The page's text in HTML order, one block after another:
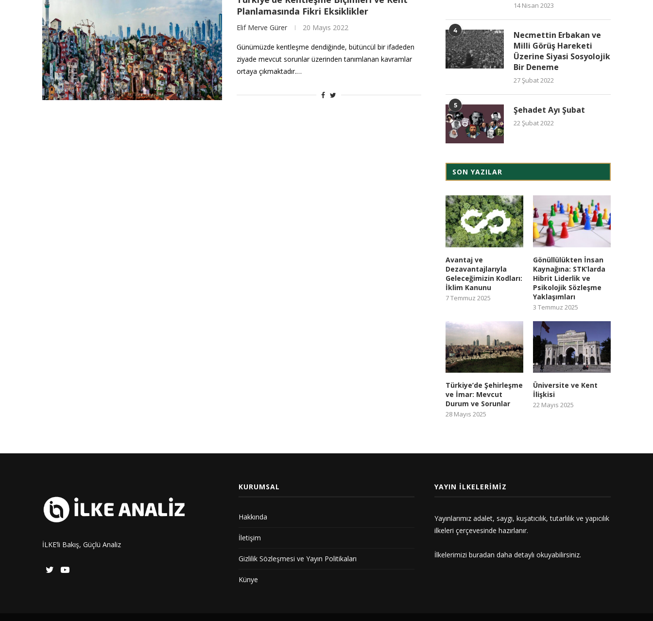
Planlamasında Fikri Eksiklikler
Elif Merve Gürer 20 Mayıs 2022
Günümüzde kentleşme dendiğinde, bütüncül bir ifadeden
ziyade mevcut sorunlar üzerinden tanımlanan kavramlar
ortaya çıkmaktadır.…
14 Nisan 2023
4
Necmettin Erbakan ve
Milli Görüş Hareketi
Üzerine Siyasi Sosyolojik
Bir Deneme
27 Şubat 2022
5 Şehadet Ayı Şubat
22 Şubat 2022
SON YAZILAR
Avantaj ve
Dezavantajlarıyla
Geleceğimizin Kodları:
İklim Kanunu
7 Temmuz 2025
Gönüllülükten İnsan
Kaynağına: STK’larda
Hibrit Liderlik ve
Psikolojik Sözleşme
Yaklaşımları
3 Temmuz 2025
Türkiye’de Şehirleşme
ve İmar: Mevcut
Durum ve Sorunlar
28 Mayıs 2025
Üniversite ve Kent
İlişkisi
22 Mayıs 2025
İLKE’li Bakış, Güçlü Analiz
KURUMSAL
Hakkında
İletişim
Gizlilik Sözleşmesi ve Yayın Politikaları
Künye
YAYIN İLKELERIMIZ
Yayınlarımız adalet, saygı, kuşatıcılık, tutarlılık ve yapıcılık
ilkeleri çerçevesinde hazırlanır.
İlkelerimiziburadan daha detaylı okuyabilirsiniz.